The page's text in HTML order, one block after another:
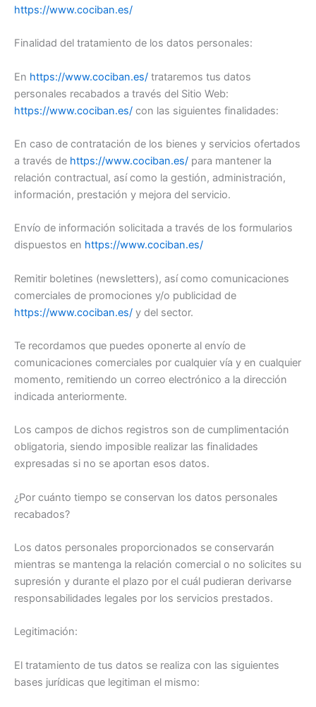
https://www.cociban.es/
Finalidad del tratamiento de los datos personales:
En https://www.cociban.es/ trataremos tus datos
personales recabados a través del Sitio Web:
https://www.cociban.es/ con las siguientes finalidades:
En caso de contratación de los bienes y servicios ofertados
a través de https://www.cociban.es/ para mantener la
relación contractual, así como la gestión, administración,
información, prestación y mejora del servicio.
Envío de información solicitada a través de los formularios
dispuestos en https://www.cociban.es/
Remitir boletines (newsletters), así como comunicaciones
comerciales de promociones y/o publicidad de
https://www.cociban.es/ y del sector.
Te recordamos que puedes oponerte al envío de
comunicaciones comerciales por cualquier vía y en cualquier
momento, remitiendo un correo electrónico a la dirección
indicada anteriormente.
Los campos de dichos registros son de cumplimentación
obligatoria, siendo imposible realizar las finalidades
expresadas si no se aportan esos datos.
¿Por cuánto tiempo se conservan los datos personales
recabados?
Los datos personales proporcionados se conservarán
mientras se mantenga la relación comercial o no solicites su
supresión y durante el plazo por el cuál pudieran derivarse
responsabilidades legales por los servicios prestados.
Legitimación:
El tratamiento de tus datos se realiza con las siguientes
bases jurídicas que legitiman el mismo: